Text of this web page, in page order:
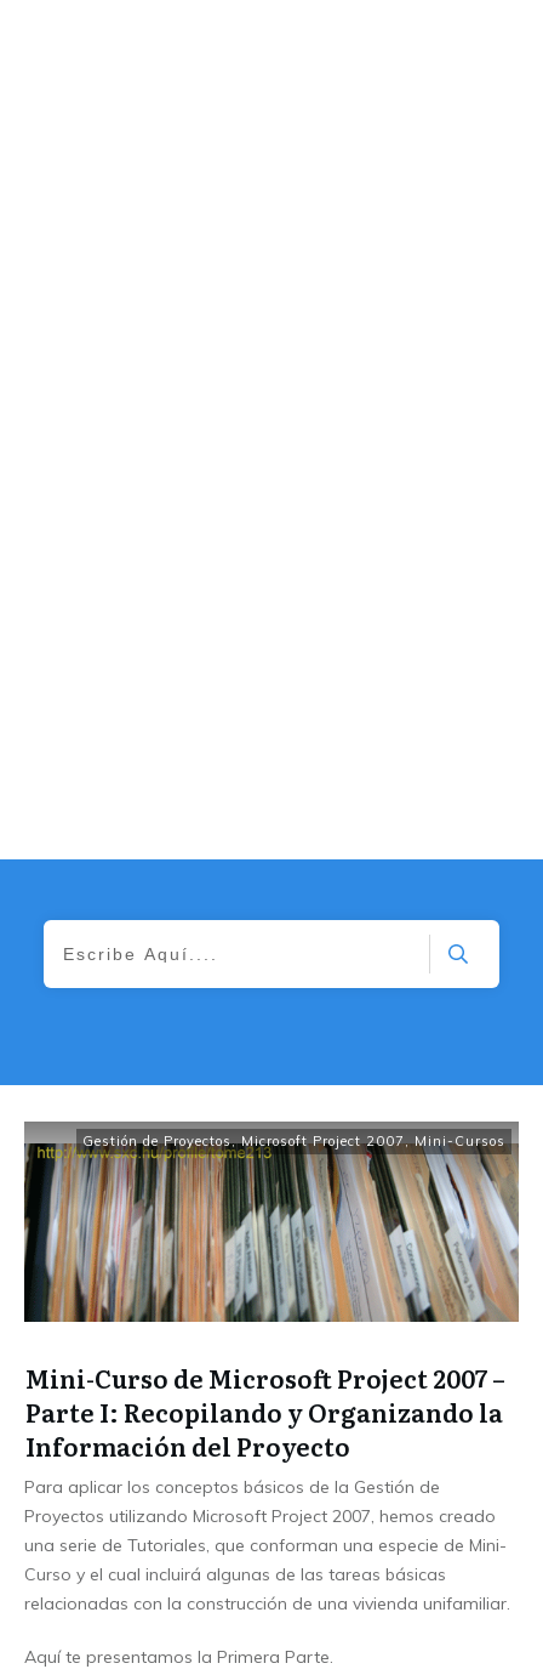
Gestión de Proyectos,Microsoft Project 2007,Mini-Cursos
Mini-Curso de Microsoft Project 2007 –
Parte I: Recopilando y Organizando la
Información del Proyecto
Para aplicar los conceptos básicos de la Gestión de
Proyectos utilizando Microsoft Project 2007, hemos creado
una serie de Tutoriales, que conforman una especie de Mini-
Curso y el cual incluirá algunas de las tareas básicas
relacionadas con la construcción de una vivienda unifamiliar.
Aquí te presentamos la Primera Parte.